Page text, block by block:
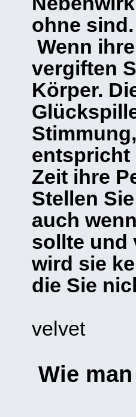
ohne sind.
Wenn
vergiften
Körper.
entspricht
Zeit ihre
Stellen
auch
sollte und
wird sie
die Sie
velvet
Wie